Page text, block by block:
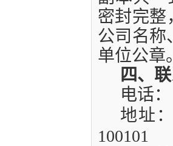
密封完整
公司名称
单位公章
四、
电话
地址
100101